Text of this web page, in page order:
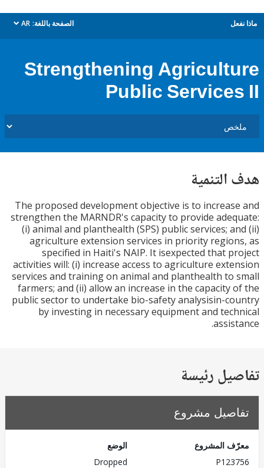
الصفحة باللغة: AR
dropdown
Strengthening
Public
The proposed development objective is to
strengthen the MARNDR's capacity to provide
(i) animal and planthealth (SPS) public services;
agriculture extension services in priority
specified in Haiti's NAIP. It isexpected that
activities will: (i) increase access to agriculture
services and training on animal and planthealth
farmers; and (ii) allow an increase in the capacity
public sector to undertake bio-safety analysisin-
by investing in necessary equipment and
رئيسة
مشروع
المشروع
Dropped